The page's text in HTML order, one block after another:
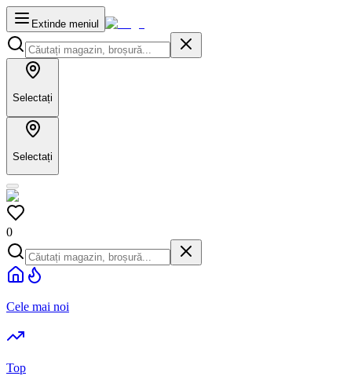
Extinde meniul
Selectați
Selectați
0
Cele mai noi
Top